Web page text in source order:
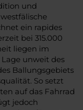
und
ein rapides
bei 315.000
liegen im
unweit des
Ballungsgebiets
So setzt
auf das Fahrrad
jedoch